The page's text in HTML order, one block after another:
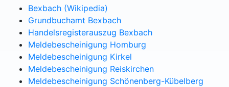
Bexbach (Wikipedia)
Grundbuchamt Bexbach
Handelsregisterauszug Bexbach
Meldebescheinigung Homburg
Meldebescheinigung Kirkel
Meldebescheinigung Reiskirchen
Meldebescheinigung Schönenberg-Kübelberg